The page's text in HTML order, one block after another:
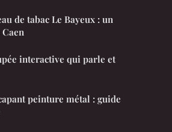
de tabac Le Bayeux : un
interactive qui parle et
peinture métal : guide